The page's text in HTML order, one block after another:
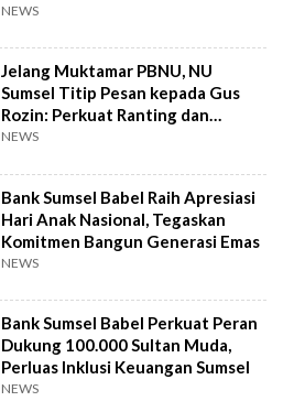
NEWS
Jelang Muktamar PBNU, NU
Sumsel Titip Pesan kepada Gus
Rozin: Perkuat Ranting dan
Pesantren
NEWS
Bank Sumsel Babel Raih Apresiasi
Hari Anak Nasional, Tegaskan
Komitmen Bangun Generasi Emas
NEWS
Bank Sumsel Babel Perkuat Peran
Dukung 100.000 Sultan Muda,
Perluas Inklusi Keuangan Sumsel
NEWS